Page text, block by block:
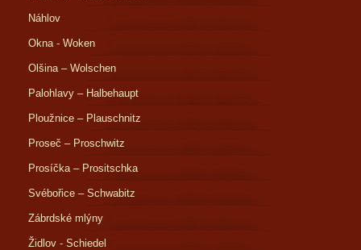
Náhlov
Okna - Woken
Olšina – Wolschen
Palohlavy – Halbehaupt
Ploužnice – Plauschnitz
Proseč – Proschwitz
Prosíčka – Prositschka
Svébořice – Schwabitz
Zábrdské mlýny
Židlov - Schiedel